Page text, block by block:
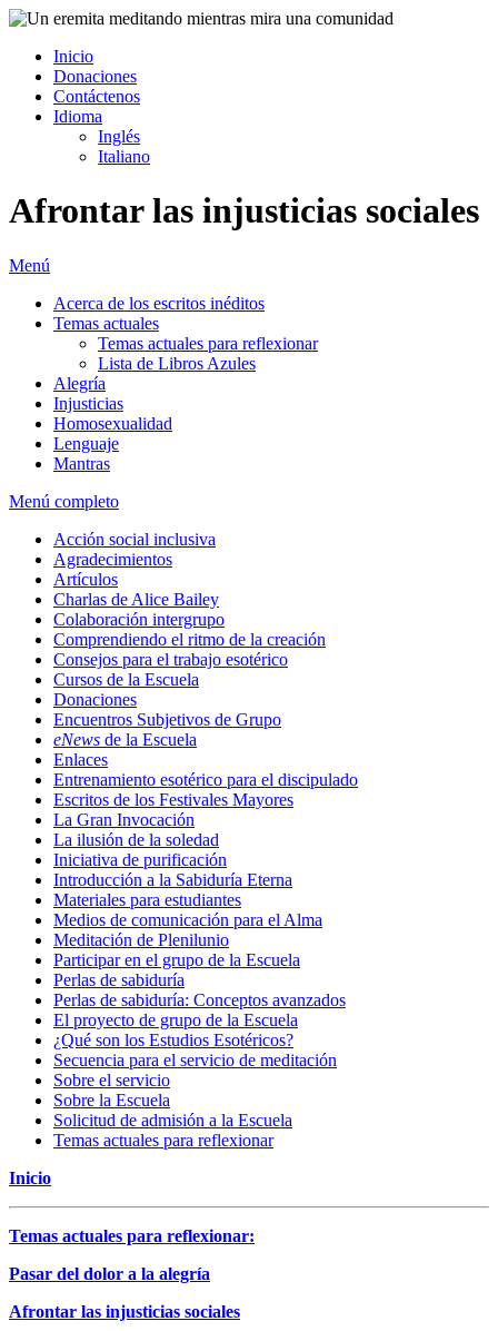
Inicio
Donaciones
Contáctenos
Idioma
Inglés
Italiano
Afrontar las injusticias sociales
Menú
Acerca de los escritos inéditos
Temas actuales
Temas actuales para reflexionar
Lista de Libros Azules
Alegría
Injusticias
Homosexualidad
Lenguaje
Mantras
Menú completo
Acción social inclusiva
Agradecimientos
Artículos
Charlas de Alice Bailey
Colaboración intergrupo
Comprendiendo el ritmo de la creación
Consejos para el trabajo esotérico
Cursos de la Escuela
Donaciones
Encuentros Subjetivos de Grupo
eNews de la Escuela
Enlaces
Entrenamiento esotérico para el discipulado
Escritos de los Festivales Mayores
La Gran Invocación
La ilusión de la soledad
Iniciativa de purificación
Introducción a la Sabiduría Eterna
Materiales para estudiantes
Medios de comunicación para el Alma
Meditación de Plenilunio
Participar en el grupo de la Escuela
Perlas de sabiduría
Perlas de sabiduría: Conceptos avanzados
El proyecto de grupo de la Escuela
¿Qué son los Estudios Esotéricos?
Secuencia para el servicio de meditación
Sobre el servicio
Sobre la Escuela
Solicitud de admisión a la Escuela
Temas actuales para reflexionar
Inicio
Temas actuales para reflexionar:
Pasar del dolor a la alegría
Afrontar las injusticias sociales